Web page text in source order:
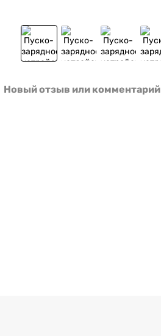
Новый отзыв или комментарий